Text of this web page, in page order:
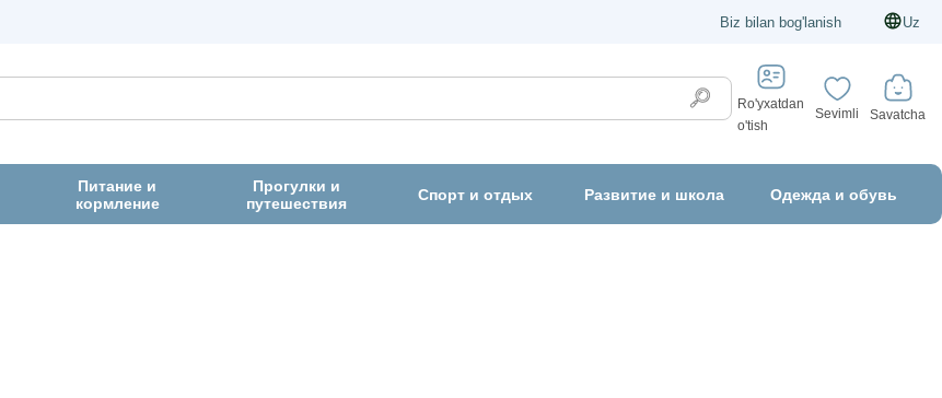
Biz bilan bog'lanish Uz
Ro'yxatdan
o'tish
Sevimli Savatcha
Питание и
кормление
Прогулки и
путешествия
Спорт и отдых Развитие и школа Одежда и обувь